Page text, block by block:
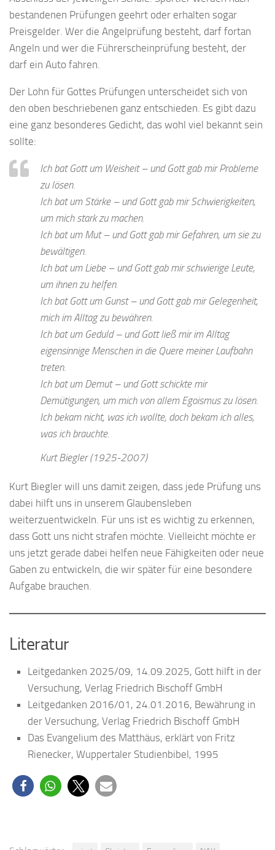
bestandenen Prüfungen geehrt oder erhalten sogar
Preisgelder. Wer die Angelprüfung besteht, darf fortan
Angeln und wer die Führerscheinprüfung besteht, der
darf ein Auto fahren.
Der Lohn für Gottes Prüfungen unterscheidet sich von
den oben beschriebenen ganz entschieden. Es gibt dazu
eine ganz besonderes Gedicht, das wohl viel bekannt sein
sollte:
Ich bat Gott um Weisheit – und Gott gab mir Probleme
zu lösen.
Ich bat um Stärke – und Gott gab mir Schwierigkeiten,
um mich stark zu machen.
Ich bat um Mut – und Gott gab mir Gefahren, um sie zu
bewältigen.
Ich bat um Liebe – und Gott gab mir schwierige Leute,
um ihnen zu helfen.
Ich bat Gott um Gunst – und Gott gab mir Gelegenheit,
mich im Alltag zu bewähren.
Ich bat um Geduld – und Gott ließ mir im Alltag
eigensinnige Menschen in die Quere meiner Laufbahn
treten.
Ich bat um Demut – und Gott schickte mir
Demütigungen, um mich von allem Egoismus zu lösen.
Ich bekam nicht, was ich wollte, doch bekam ich alles,
was ich brauchte.
Kurt Biegler (1925-2007)
Kurt Biegler will uns damit zeigen, dass jede Prüfung uns
dabei hilft uns in unserem Glaubensleben
weiterzuentwickeln. Für uns ist es wichtig zu erkennen,
dass Gott uns nicht strafen möchte. Vielleicht möchte er
uns jetzt gerade dabei helfen neue Fähigkeiten oder neue
Gaben zu entwickeln, die wir später für eine besondere
Aufgabe brauchen.
Literatur
Leitgedanken 2025/09, 14.09.2025, Gott hilft in der
Versuchung, Verlag Friedrich Bischoff GmbH
Leitgedanken 2016/01, 24.01.2016, Bewährung in
der Versuchung, Verlag Friedrich Bischoff GmbH
Das Evangelium des Matthäus, erklärt von Fritz
Rienecker, Wuppertaler Studienbibel, 1995